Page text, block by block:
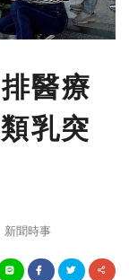
醫療
乳突
新聞時事